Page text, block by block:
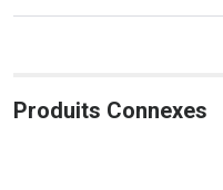
Produits Connexes